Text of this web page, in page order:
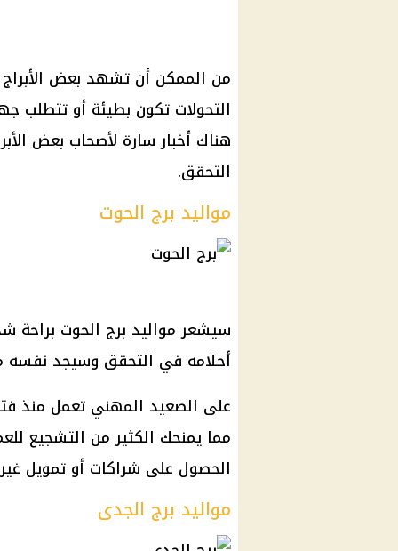
من الممكن أن تشهد بعض الأبراج
التحولات تكون بطيئة أو تتطلب
هناك أخبار سارة لأصحاب بعض
التحقق.
مواليد برج الحوت
سيشعر مواليد برج الحوت براحة
أحلامه في التحقق وسيجد نفسه
على الصعيد المهني تعمل منذ
مما يمنحك الكثير من التشجيع
الحصول على شراكات أو تمويل
مواليد برج الجدى